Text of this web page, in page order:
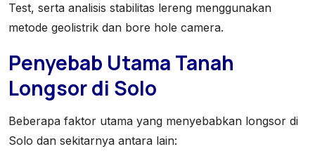
Test, serta analisis stabilitas lereng menggunakan
metode geolistrik dan bore hole camera.
Penyebab Utama Tanah
Longsor di Solo
Beberapa faktor utama yang menyebabkan longsor di
Solo dan sekitarnya antara lain: